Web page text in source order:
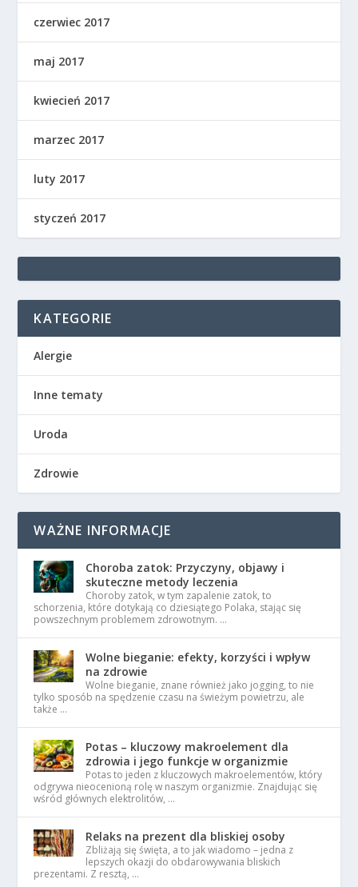
czerwiec 2017
maj 2017
kwiecień 2017
marzec 2017
luty 2017
styczeń 2017
KATEGORIE
Alergie
Inne tematy
Uroda
Zdrowie
WAŻNE INFORMACJE
Choroba zatok: Przyczyny, objawy i
skuteczne metody leczenia
Choroby zatok, w tym zapalenie zatok, to
schorzenia, które dotykają co dziesiątego Polaka, stając się
powszechnym problemem zdrowotnym. …
Wolne bieganie: efekty, korzyści i wpływ
na zdrowie
Wolne bieganie, znane również jako jogging, to nie
tylko sposób na spędzenie czasu na świeżym powietrzu, ale
także …
Potas – kluczowy makroelement dla
zdrowia i jego funkcje w organizmie
Potas to jeden z kluczowych makroelementów, który
odgrywa nieocenioną rolę w naszym organizmie. Znajdując się
wśród głównych elektrolitów, …
Relaks na prezent dla bliskiej osoby
Zbliżają się święta, a to jak wiadomo – jedna z
lepszych okazji do obdarowywania bliskich
prezentami. Z resztą, …